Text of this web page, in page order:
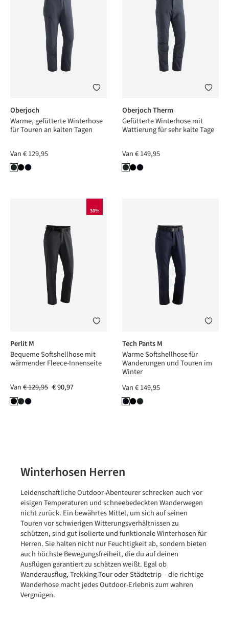
Oberjoch
Warme, gefütterte Winterhose
für Touren an kalten Tagen
Van€ 129,95
Oberjoch Therm
Gefütterte Winterhose mit
Wattierung für sehr kalte Tage
Van€ 149,95
30%
Perlit M
Bequeme Softshellhose mit
wärmender Fleece-Innenseite
Van€ 129,95 € 90,97
Tech Pants M
Warme Softshellhose für
Wanderungen und Touren im
Winter
Van€ 149,95
Winterhosen Herren
Leidenschaftliche Outdoor-Abenteurer schrecken auch vor
eisigen Temperaturen und schneebedeckten Wanderwegen
nicht zurück. Ein bewährtes Mittel, um sich auf seinen
Touren vor schwierigen Witterungsverhältnissen zu
schützen, sind gut isolierte und funktionale Winterhosen für
Herren. Sie halten nicht nur Feuchtigkeit ab, sondern bieten
auch höchste Bewegungsfreiheit, die du auf deinen
Ausflügen garantiert zu schätzen weißt. Egal ob
Wanderausflug, Trekking-Tour oder Städtetrip – die richtige
Wanderhose macht jedes Outdoor-Erlebnis zum wahren
Vergnügen.